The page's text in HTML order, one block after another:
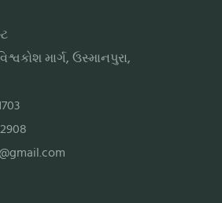
માર્ગ, ઉસ્માનપુરા,